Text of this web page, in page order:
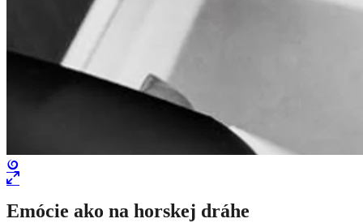
Emócie ako na horskej dráhe